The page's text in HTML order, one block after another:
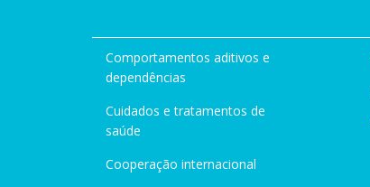
Comportamentos aditivos e
dependências
Cuidados e tratamentos de
saúde
Cooperação internacional